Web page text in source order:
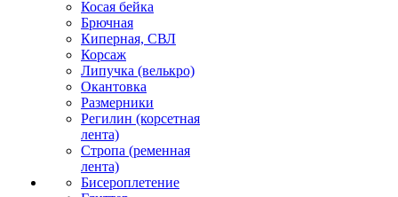
Косая бейка
Брючная
Киперная, СВЛ
Корсаж
Липучка (велькро)
Окантовка
Размерники
Регилин (корсетная
лента)
Стропа (ременная
лента)
Бисероплетение